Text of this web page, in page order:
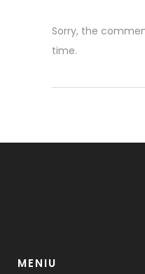
Sorry, the
time.
MENIU